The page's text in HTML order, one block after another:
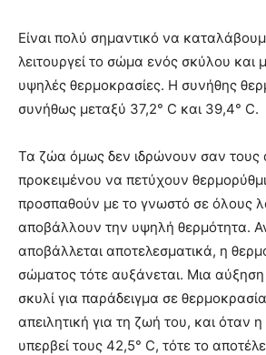
Είναι πολύ σημαντικό να
λειτουργεί το σώμα ενός σκύλου και
υψηλές θερμοκρασίες. Η συνήθης
συνήθως μεταξύ 37,2° C και 39,4° C.
Τα ζώα όμως δεν ιδρώνουν σαν
προκειμένου να πετύχουν
προσπαθούν με το γνωστό σε όλους
αποβάλλουν την υψηλή θερμότητα.
αποβάλλεται αποτελεσματικά, η
σώματος τότε αυξάνεται. Μια
σκυλί για παράδειγμα σε
απειλητική για τη ζωή του, και όταν
υπερβεί τους 42,5° C, τότε το